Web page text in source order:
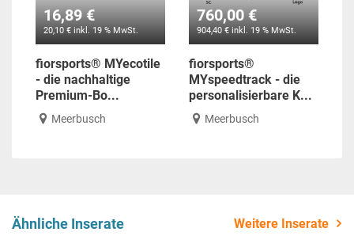
16,89 €
20,10 € inkl. 19 % MwSt.
fiorsports® MYecotile
- die nachhaltige
Premium-Bo...
Meerbusch
760,00 €
904,40 € inkl. 19 % MwSt.
fiorsports®
MYspeedtrack - die
personalisierbare K...
Meerbusch
Ähnliche Inserate Weitere Inserate